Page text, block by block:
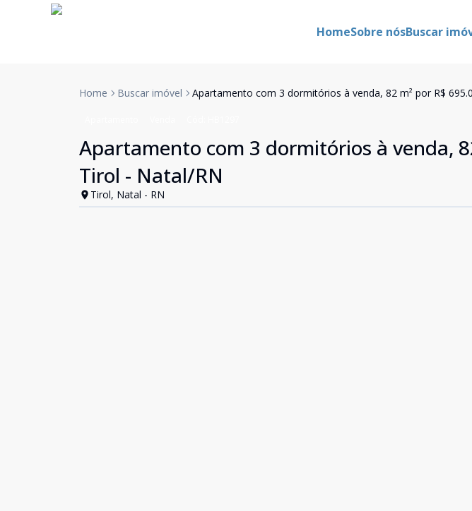
HomeSobre nósBuscar
Home Buscar imóvel Apartamento com 3 dormitórios à venda, 82 m² por R$
Apartamento com 3 dormitórios à venda,
Tirol - Natal/RN
Tirol, Natal - RN